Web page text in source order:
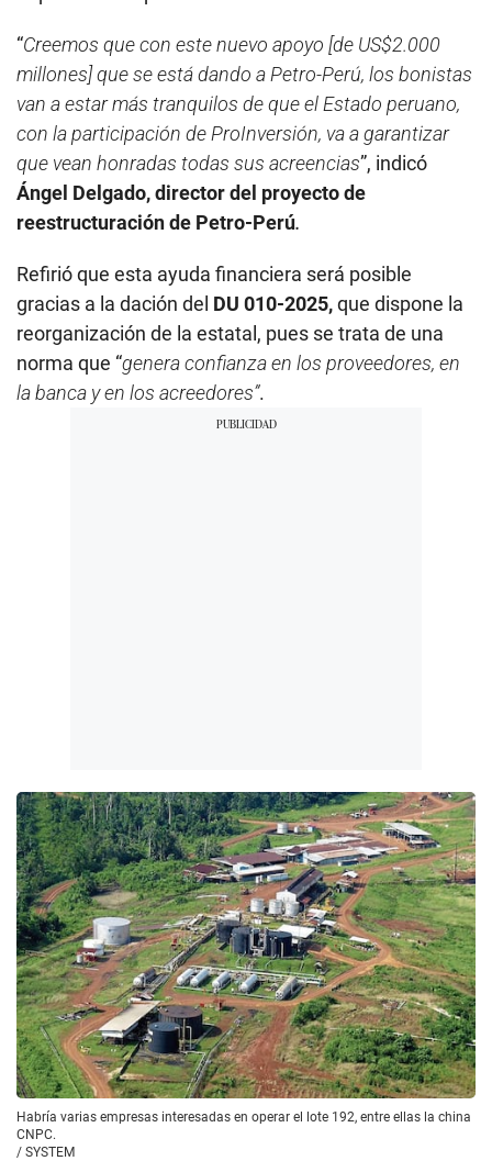
“Creemos que con este nuevo apoyo [de US$2.000
millones] que se está dando a Petro-Perú, los bonistas
van a estar más tranquilos de que el Estado peruano,
con la participación de ProInversión, va a garantizar
que vean honradas todas sus acreencias”, indicó
Ángel Delgado, director del proyecto de
reestructuración de Petro-Perú.
Refirió que esta ayuda financiera será posible
gracias a la dación del DU 010-2025,que dispone la
reorganización de la estatal, pues se trata de una
norma que “genera confianza en los proveedores, en
la banca y en los acreedores”.
Habría varias empresas interesadas en operar el lote 192, entre ellas la china
CNPC.
/ SYSTEM